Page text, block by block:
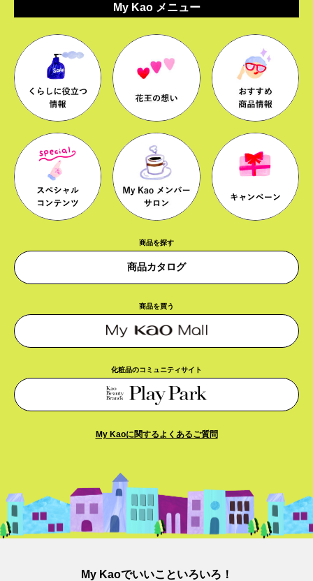
My Kao メニュー
商品を探す
商品カタログ
商品を買う
化粧品のコミュニティサイト
My Kaoに関するよくあるご質問​
My Kaoでいいこといろいろ！